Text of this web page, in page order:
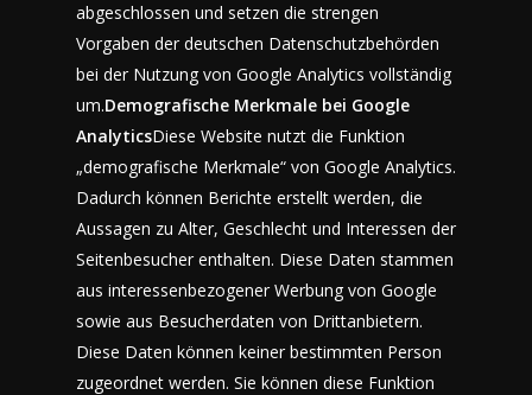
abgeschlossen und setzen die strengen
Vorgaben der deutschen Datenschutzbehörden
bei der Nutzung von Google Analytics vollständig
um.Demografische Merkmale bei Google
AnalyticsDiese Website nutzt die Funktion
„demografische Merkmale“ von Google Analytics.
Dadurch können Berichte erstellt werden, die
Aussagen zu Alter, Geschlecht und Interessen der
Seitenbesucher enthalten. Diese Daten stammen
aus interessenbezogener Werbung von Google
sowie aus Besucherdaten von Drittanbietern.
Diese Daten können keiner bestimmten Person
zugeordnet werden. Sie können diese Funktion